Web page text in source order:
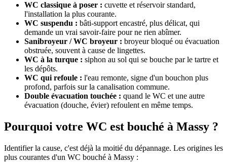
WC classique à poser : cuvette et réservoir standard,
l'installation la plus courante.
WC suspendu : bâti-support encastré, plus délicat, qui
demande un vrai savoir-faire pour ne rien abîmer.
Sanibroyeur / WC broyeur : broyeur bloqué ou évacuation
obstruée, souvent à cause de lingettes.
WC à la turque : siphon au sol qui se bouche par le tartre et
les dépôts.
WC qui refoule : l'eau remonte, signe d'un bouchon plus
profond, parfois sur la canalisation commune.
Double évacuation touchée : quand le WC et une autre
évacuation (douche, évier) refoulent en même temps.
Pourquoi votre WC est bouché à Massy ?
Identifier la cause, c'est déjà la moitié du dépannage. Les origines les
plus courantes d'un WC bouché à Massy :